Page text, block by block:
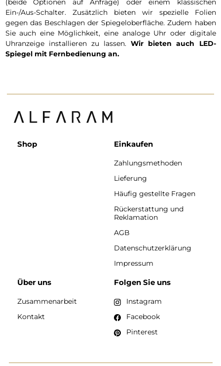
(beide Optionen auf Anfrage) oder einem klassischen
Ein-/Aus-Schalter. Zusätzlich bieten wir spezielle Folien
gegen das Beschlagen der Spiegeloberfläche. Zudem haben
Sie auch eine Möglichkeit, eine analoge Uhr oder digitale
Uhranzeige installieren zu lassen.Wir bieten auch LED-
Spiegel mit Fernbedienung an.
Shop Einkaufen
Zahlungsmethoden
Lieferung
Häufig gestellte Fragen
Rückerstattung und
Reklamation
AGB
Datenschutzerklärung
Impressum
Über uns
Zusammenarbeit
Kontakt
Folgen Sie uns
Instagram
Facebook
Pinterest